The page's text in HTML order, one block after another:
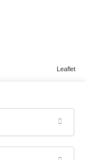
Leaflet